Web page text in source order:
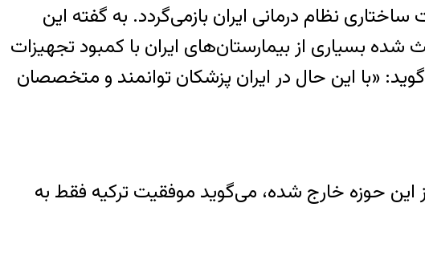
نظام درمانی ایران بازمی‌گردد. به گفته این
بسیاری از بیمارستان‌های ایران با کمبود تجهیزات
«با این حال در ایران پزشکان توانمند و متخصصان
این حوزه خارج شده، می‌گوید موفقیت ترکیه فقط به